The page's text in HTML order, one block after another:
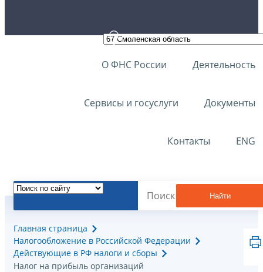
О ФНС России Деятельность
Сервисы и госуслуги Документы
Контакты ENG
Найти
Главная страница
Налогообложение в Российской Федерации
Действующие в РФ налоги и сборы
Налог на прибыль организаций